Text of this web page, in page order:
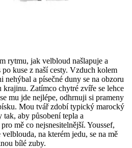
rytmu, jak velbloud našlapuje a
kuse z naší cesty. Vzduch kolem
nehýbal a písečné duny se na obzoru
Zatímco chytré zvíře se lehce
mu jde nejlépe, odhrnuji si prameny
Mou tvář zdobí typický marocký
aby působení tepla a
mě co nejsnesitelnější. Youssef,
na kterém jedu, se na mě
bílé zuby.